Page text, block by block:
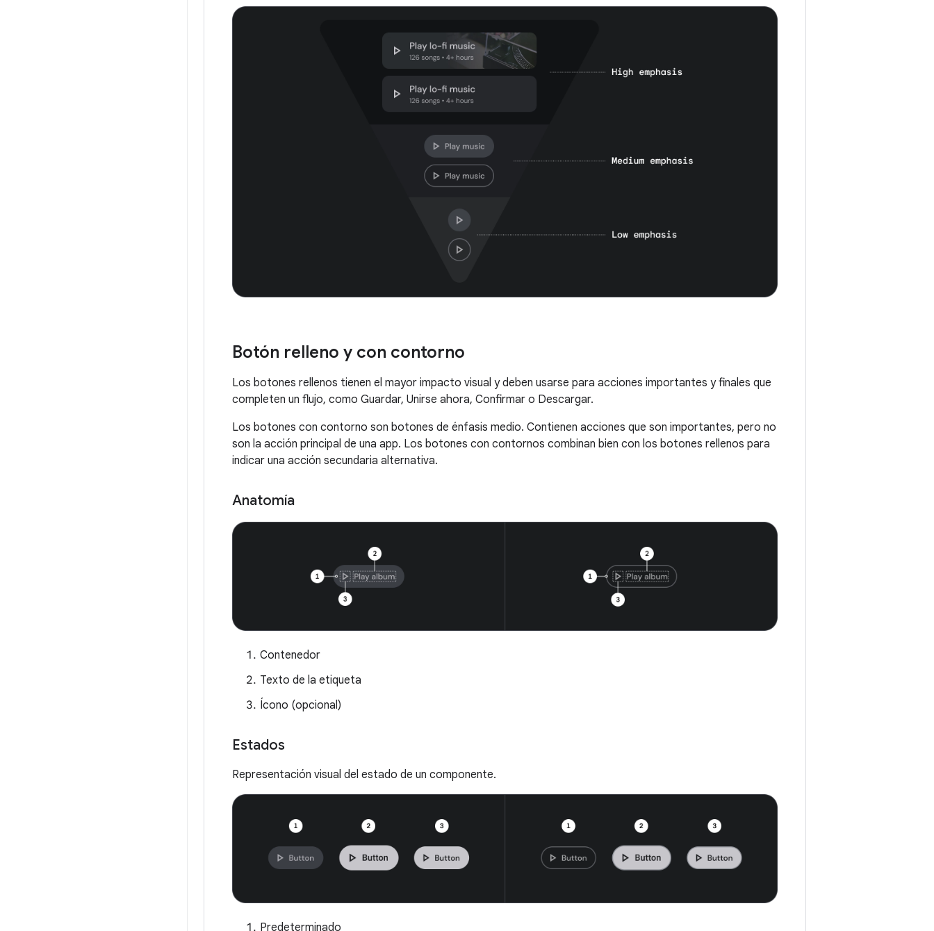
Botón relleno y con contorno
Los botones rellenos tienen el mayor impacto visual y deben usarse para acciones importantes y finales que
completen un flujo, como Guardar, Unirse ahora, Confirmar o Descargar.
Los botones con contorno son botones de énfasis medio. Contienen acciones que son importantes, pero no
son la acción principal de una app. Los botones con contornos combinan bien con los botones rellenos para
indicar una acción secundaria alternativa.
Anatomía
Contenedor
Texto de la etiqueta
Ícono (opcional)
Estados
Representación visual del estado de un componente.
Predeterminado